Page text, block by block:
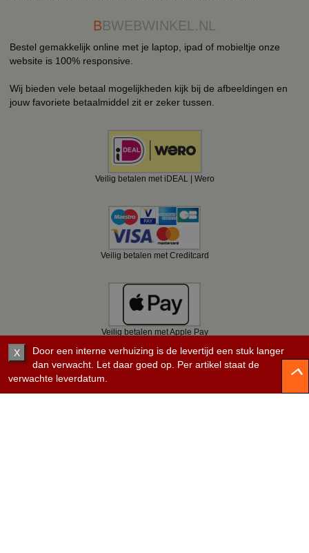
BBWEBWINKEL.NL
Bestel gemakkelijk online met je laptop, ipad of mobieltje onze
website is 100% responsive.
Wij bieden vele betaal mogelijkheden kijk bij de afbeeldingen en
jouw favoriete betaalmiddel zit er zeker tussen.
Veilig betalen met iDEAL | Wero
Veilig betalen met Creditcard
Veilig betalen met Apple Pay
X
Door een interne verhuizing is de levertijd een stuk langer
dan verwacht. Let daar goed op. Per artikel staat de
verwachte leverdatum.